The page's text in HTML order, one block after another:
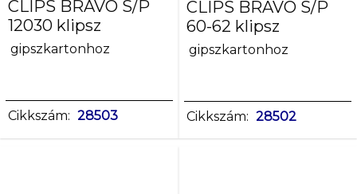
CLIPS BRAVO S/P
12030 klipsz
gipszkartonhoz
Cikkszám: 28503
CLIPS BRAVO S/P
60-62 klipsz
gipszkartonhoz
Cikkszám: 28502